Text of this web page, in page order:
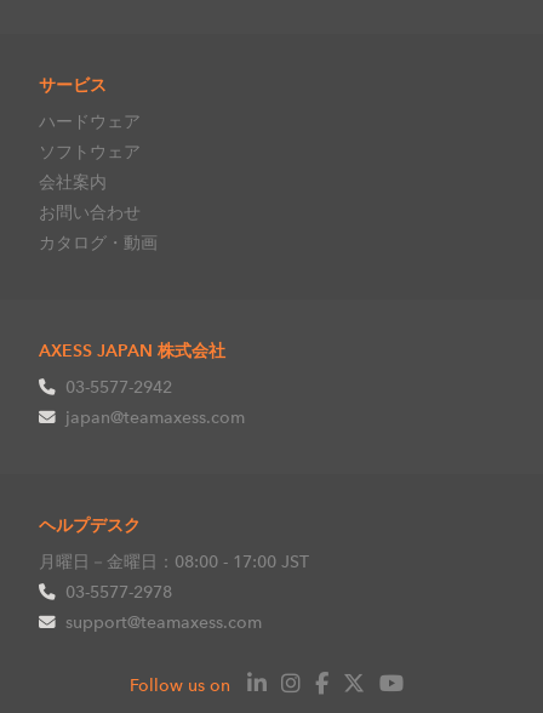
サービス
ハードウェア
ソフトウェア
会社案内
お問い合わせ
カタログ・動画
AXESS JAPAN 株式会社
03-5577-2942
japan@teamaxess.com
ヘルプデスク
月曜日－金曜日：08:00 - 17:00 JST
03-5577-2978
support@teamaxess.com
Follow us on